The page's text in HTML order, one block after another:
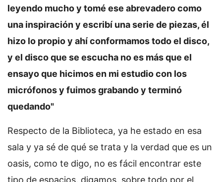
leyendo mucho y tomé ese abrevadero como
una inspiración y escribí una serie de piezas, él
hizo lo propio y ahí conformamos todo el disco,
y el disco que se escucha no es más que el
ensayo que hicimos en mi estudio con los
micrófonos y fuimos grabando y terminó
quedando"
Respecto de la Biblioteca, ya he estado en esa
sala y ya sé de qué se trata y la verdad que es un
oasis, como te digo, no es fácil encontrar este
tipo de espacios, digamos, sobre todo por el